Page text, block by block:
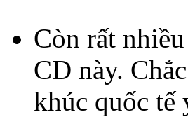
Còn rất
CD này.
khúc quốc tế